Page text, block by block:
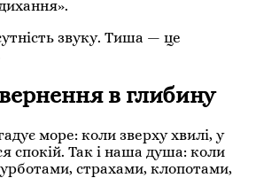
звуку. Тиша — це
в глибину
море: коли зверху хвилі, у
спокій. Так і наша душа: коли
страхами, клопотами,